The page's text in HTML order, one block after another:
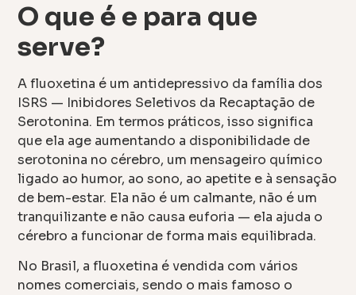
O que é e para que
serve?
A fluoxetina é um antidepressivo da família dos
ISRS — Inibidores Seletivos da Recaptação de
Serotonina. Em termos práticos, isso significa
que ela age aumentando a disponibilidade de
serotonina no cérebro, um mensageiro químico
ligado ao humor, ao sono, ao apetite e à sensação
de bem-estar. Ela não é um calmante, não é um
tranquilizante e não causa euforia — ela ajuda o
cérebro a funcionar de forma mais equilibrada.
No Brasil, a fluoxetina é vendida com vários
nomes comerciais, sendo o mais famoso o